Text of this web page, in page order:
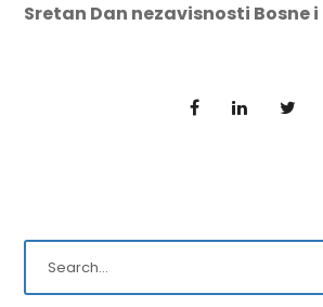
Sretan Dan nezavisnosti Bosne